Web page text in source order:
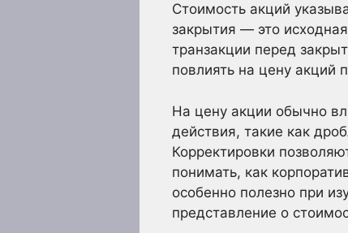
Стоимость акций
закрытия — это
транзакции перед
повлиять на цену акций
На цену акции обычно
действия, такие как
Корректировки
понимать, как
особенно полезно при
представление о